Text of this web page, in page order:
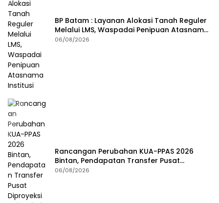
BP Batam : Layanan Alokasi Tanah Reguler
Melalui LMS, Waspadai Penipuan Atasnama
Institusi
06/08/2026
Rancangan Perubahan KUA-PPAS 2026
Bintan, Pendapatan Transfer Pusat
Diproyeksi Naik Rp1,41 Miliar
06/08/2026